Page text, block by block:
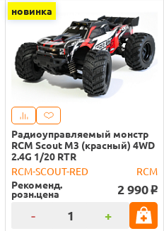
новинка
Радиоуправляемый монстр
RCM Scout M3 (красный) 4WD
2.4G 1/20 RTR
RCM-SCOUT-RED
RCM
Рекоменд.
розн.цена 2 990 o
- +